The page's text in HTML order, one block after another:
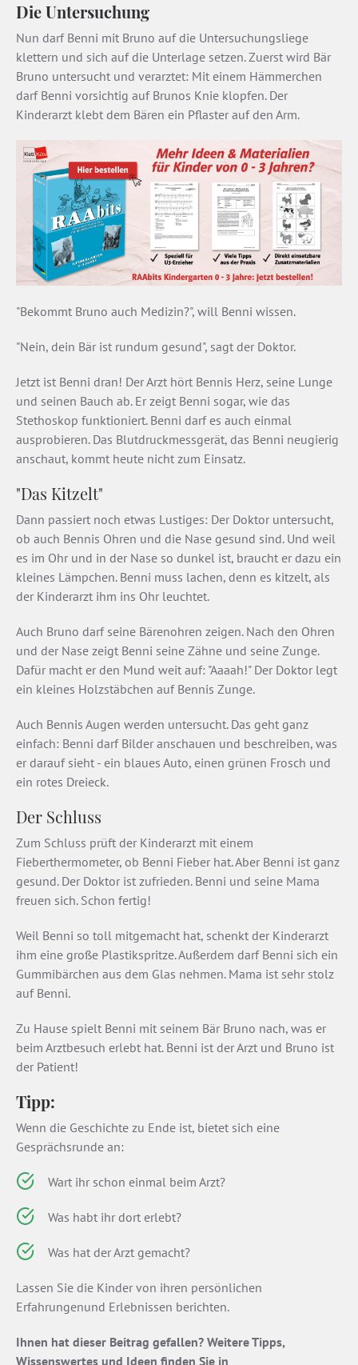
Die Untersuchung
Nun darf Benni mit Bruno auf die Untersuchungsliege
klettern und sich auf die Unterlage setzen. Zuerst wird Bär
Bruno untersucht und verarztet: Mit einem Hämmerchen
darf Benni vorsichtig auf Brunos Knie klopfen. Der
Kinderarzt klebt dem Bären ein Pflaster auf den Arm.
"Bekommt Bruno auch Medizin?", will Benni wissen.
"Nein, dein Bär ist rundum gesund", sagt der Doktor.
Jetzt ist Benni dran! Der Arzt hört Bennis Herz, seine Lunge
und seinen Bauch ab. Er zeigt Benni sogar, wie das
Stethoskop funktioniert. Benni darf es auch einmal
ausprobieren. Das Blutdruckmessgerät, das Benni neugierig
anschaut, kommt heute nicht zum Einsatz.
"Das Kitzelt"
Dann passiert noch etwas Lustiges: Der Doktor untersucht,
ob auch Bennis Ohren und die Nase gesund sind. Und weil
es im Ohr und in der Nase so dunkel ist, braucht er dazu ein
kleines Lämpchen. Benni muss lachen, denn es kitzelt, als
der Kinderarzt ihm ins Ohr leuchtet.
Auch Bruno darf seine Bärenohren zeigen. Nach den Ohren
und der Nase zeigt Benni seine Zähne und seine Zunge.
Dafür macht er den Mund weit auf: "Aaaah!" Der Doktor legt
ein kleines Holzstäbchen auf Bennis Zunge.
Auch Bennis Augen werden untersucht. Das geht ganz
einfach: Benni darf Bilder anschauen und beschreiben, was
er darauf sieht - ein blaues Auto, einen grünen Frosch und
ein rotes Dreieck.
Der Schluss
Zum Schluss prüft der Kinderarzt mit einem
Fieberthermometer, ob Benni Fieber hat. Aber Benni ist ganz
gesund. Der Doktor ist zufrieden. Benni und seine Mama
freuen sich. Schon fertig!
Weil Benni so toll mitgemacht hat, schenkt der Kinderarzt
ihm eine große Plastikspritze. Außerdem darf Benni sich ein
Gummibärchen aus dem Glas nehmen. Mama ist sehr stolz
auf Benni.
Zu Hause spielt Benni mit seinem Bär Bruno nach, was er
beim Arztbesuch erlebt hat. Benni ist der Arzt und Bruno ist
der Patient!
Tipp:
Wenn die Geschichte zu Ende ist, bietet sich eine
Gesprächsrunde an:
Wart ihr schon einmal beim Arzt?
Was habt ihr dort erlebt?
Was hat der Arzt gemacht?
Lassen Sie die Kinder von ihren persönlichen
Erfahrungenund Erlebnissen berichten.
Ihnen hat dieser Beitrag gefallen? Weitere Tipps,
Wissenswertes und Ideen finden Sie in